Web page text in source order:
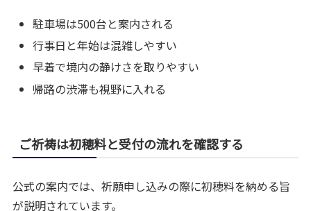
駐車場は500台と案内される
行事日と年始は混雑しやすい
早着で境内の静けさを取りやすい
帰路の渋滞も視野に入れる
ご祈祷は初穂料と受付の流れを確認する
公式の案内では、祈願申し込みの際に初穂料を納める旨
が説明されています。